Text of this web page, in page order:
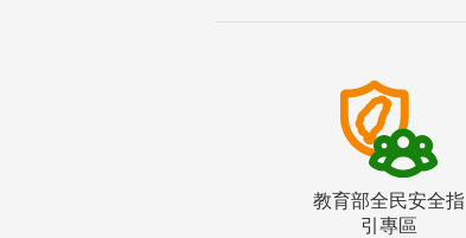
教育部全民安全指
引專區